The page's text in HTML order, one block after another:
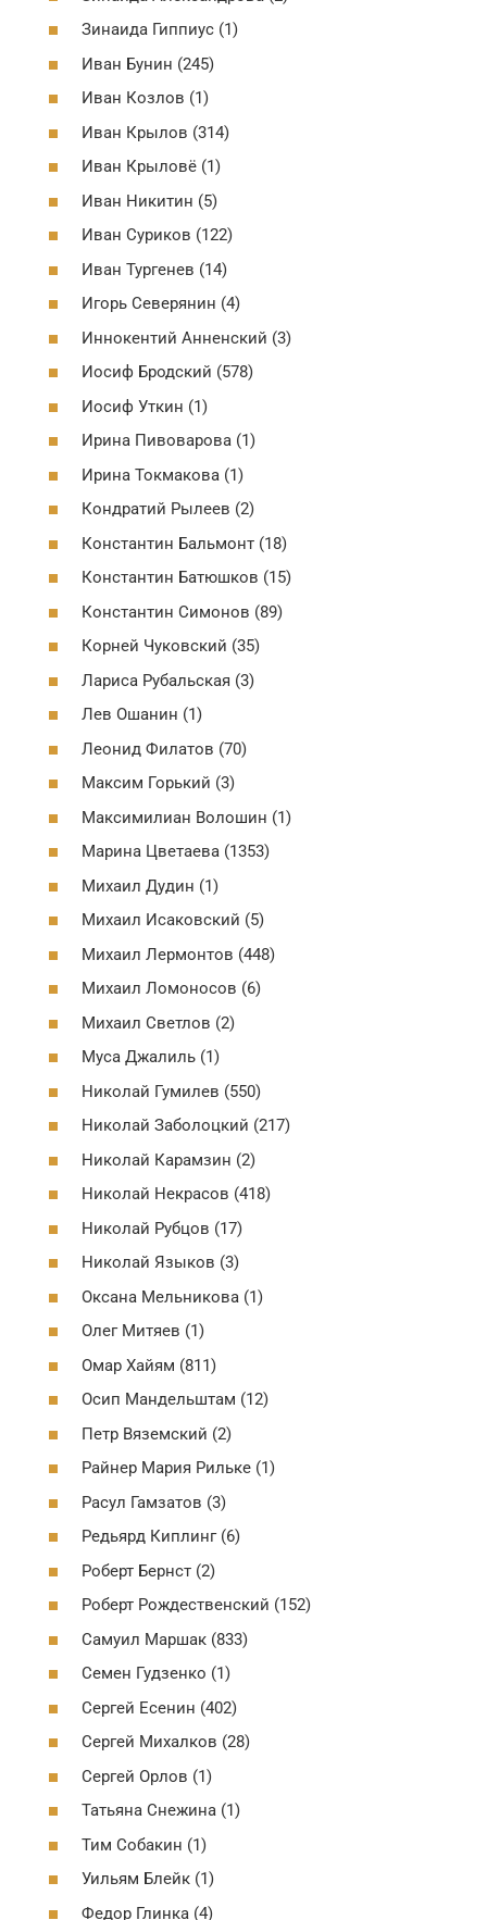
Зинаида Гиппиус (1)
Иван Бунин (245)
Иван Козлов (1)
Иван Крылов (314)
Иван Крыловё (1)
Иван Никитин (5)
Иван Суриков (122)
Иван Тургенев (14)
Игорь Северянин (4)
Иннокентий Анненский (3)
Иосиф Бродский (578)
Иосиф Уткин (1)
Ирина Пивоварова (1)
Ирина Токмакова (1)
Кондратий Рылеев (2)
Константин Бальмонт (18)
Константин Батюшков (15)
Константин Симонов (89)
Корней Чуковский (35)
Лариса Рубальская (3)
Лев Ошанин (1)
Леонид Филатов (70)
Максим Горький (3)
Максимилиан Волошин (1)
Марина Цветаева (1353)
Михаил Дудин (1)
Михаил Исаковский (5)
Михаил Лермонтов (448)
Михаил Ломоносов (6)
Михаил Светлов (2)
Муса Джалиль (1)
Николай Гумилев (550)
Николай Заболоцкий (217)
Николай Карамзин (2)
Николай Некрасов (418)
Николай Рубцов (17)
Николай Языков (3)
Оксана Мельникова (1)
Олег Митяев (1)
Омар Хайям (811)
Осип Мандельштам (12)
Петр Вяземский (2)
Райнер Мария Рильке (1)
Расул Гамзатов (3)
Редьярд Киплинг (6)
Роберт Бернст (2)
Роберт Рождественский (152)
Самуил Маршак (833)
Семен Гудзенко (1)
Сергей Есенин (402)
Сергей Михалков (28)
Сергей Орлов (1)
Татьяна Снежина (1)
Тим Собакин (1)
Уильям Блейк (1)
Федор Глинка (4)